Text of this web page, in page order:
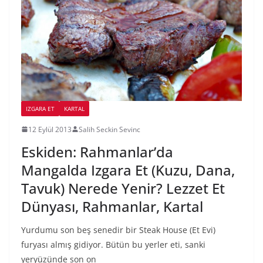
IZGARA ET KARTAL
12 Eylül 2013 Salih Seckin Sevinc
Eskiden: Rahmanlar’da
Mangalda Izgara Et (Kuzu, Dana,
Tavuk) Nerede Yenir? Lezzet Et
Dünyası, Rahmanlar, Kartal
Yurdumu son beş senedir bir Steak House (Et Evi)
furyası almış gidiyor. Bütün bu yerler eti, sanki
yeryüzünde son on